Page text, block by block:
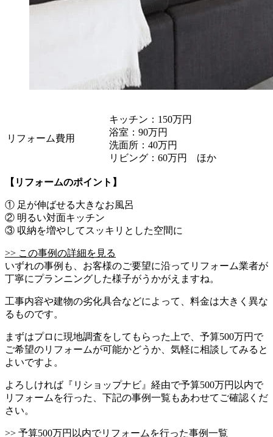
リフォーム費用
キッチン：150万円
浴室：90万円
洗面所：40万円
リビング：60万円 ほか
【リフォームのポイント】
① 足が伸ばせる大きなお風呂
② 明るい対面キッチン
③ 収納を増やしてスッキリとした空間に
>> この事例の詳細を見る
いずれの事例も、お客様のご要望に沿ってリフォーム業者が
丁寧にプランニングした様子がうかがえますね。
工事内容や建物の劣化具合などによって、料金は大きく異な
るものです。
まずはプロに現地調査をしてもらった上で、予算500万円で
ご希望のリフォームが可能かどうか、気軽に相談してみると
よいですよ。
よろしければ『リショップナビ』経由で予算500万円以内で
リフォームを行った、下記の事例一覧もあわせてご確認くだ
さい。
>> 予算500万円以内でリフォームを行った事例一覧